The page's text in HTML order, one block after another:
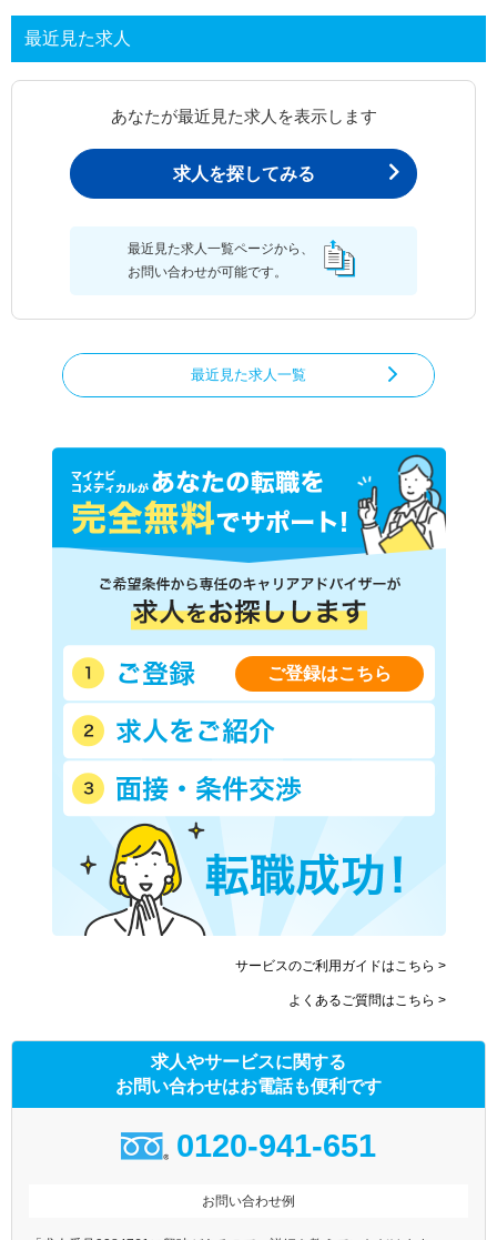
最近見た求人
あなたが最近見た求人を表示します
求人を探してみる
最近見た求人一覧ページから、
お問い合わせが可能です。
最近見た求人一覧
ご登録はこちら
サービスのご利用ガイドはこちら >
よくあるご質問はこちら >
求人やサービスに関する
お問い合わせはお電話も便利です
0120-941-651
お問い合わせ例